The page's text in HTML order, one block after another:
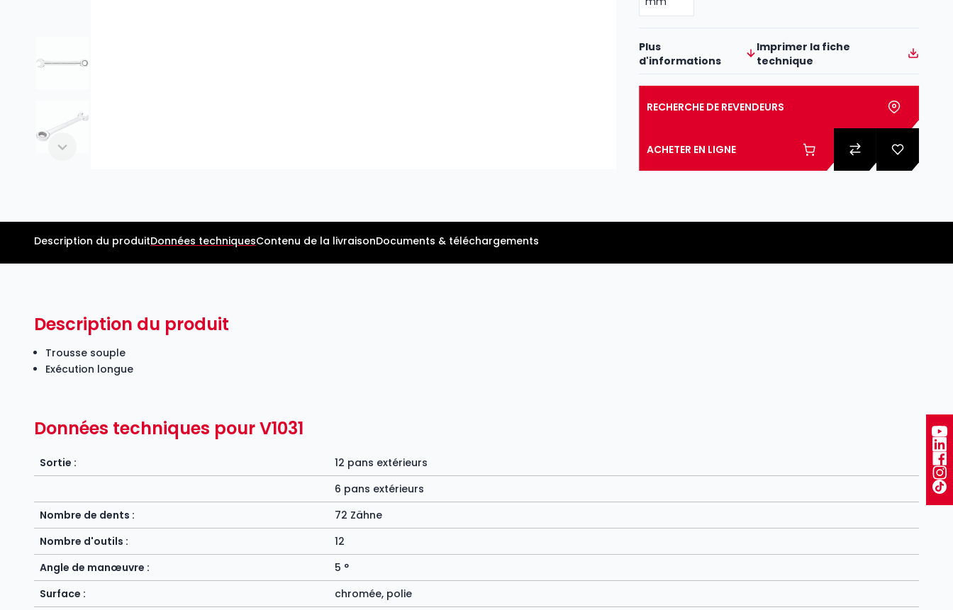
Plus
d'informations
Imprimer la fiche
technique
RECHERCHE DE REVENDEURS
ACHETER EN LIGNE
Description du produitDonnées techniquesContenu de la livraisonDocuments & téléchargements
Description du produit
Trousse souple
Exécution longue
Données techniques pour V1031
Sortie :
12 pans extérieurs
6 pans extérieurs
Nombre de dents :
72 Zähne
Nombre d'outils :
12
Angle de manœuvre :
5 °
Surface :
chromée, polie